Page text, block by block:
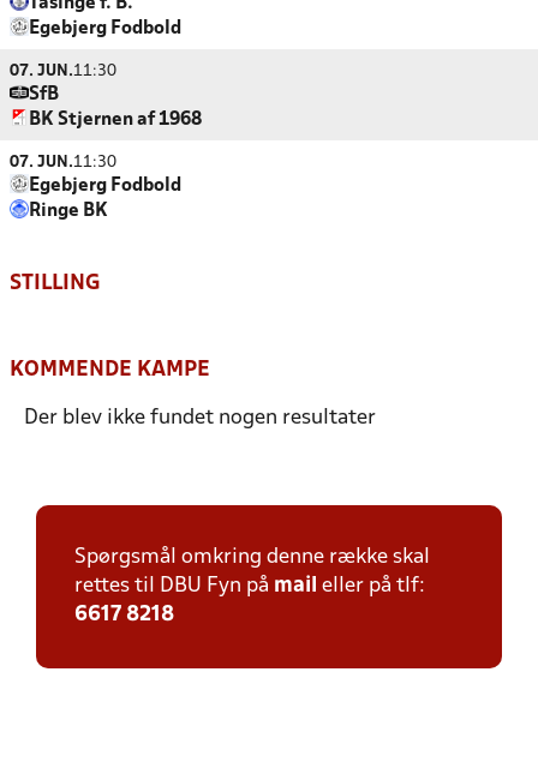
Tåsinge f. B.
Egebjerg Fodbold
07. JUN.11:30
SfB
BK Stjernen af 1968
07. JUN.11:30
Egebjerg Fodbold
Ringe BK
STILLING
KOMMENDE KAMPE
Der blev ikke fundet nogen resultater
Spørgsmål omkring denne række skal
rettes til DBU Fyn på mail eller på tlf:
6617 8218